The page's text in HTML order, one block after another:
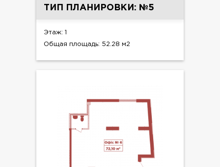
ТИП ПЛАНИРОВКИ: №5
Этаж: 1
Общая площадь: 52.28 м2